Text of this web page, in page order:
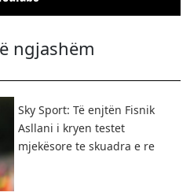
ngjashëm
Sky Sport: Të enjtën Fisnik
Asllani i kryen testet
mjekësore te skuadra e re